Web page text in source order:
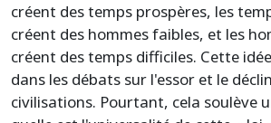
créent des temps prospères, les
créent des hommes faibles, et les
créent des temps difficiles. Cette
dans les débats sur l'essor et le
civilisations. Pourtant, cela soulève